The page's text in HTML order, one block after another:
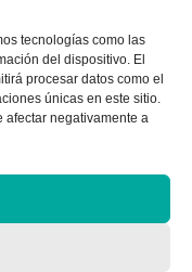
tecnologías como las
del dispositivo. El
procesar datos como el
únicas en este sitio.
afectar negativamente a